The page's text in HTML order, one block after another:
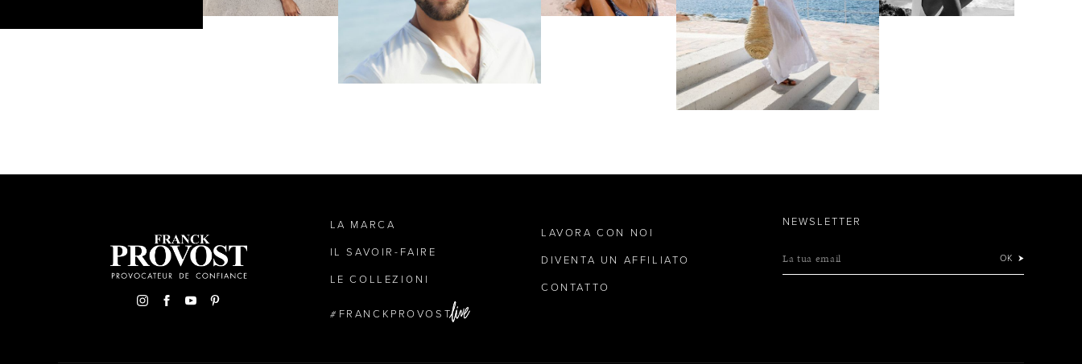
LA MARCA
IL SAVOIR-FAIRE
LE COLLEZIONI
FRANCKPROVOST
LAVORA CON NOI
DIVENTA UN AFFILIATO
CONTATTO
NEWSLETTER
La tua email OK